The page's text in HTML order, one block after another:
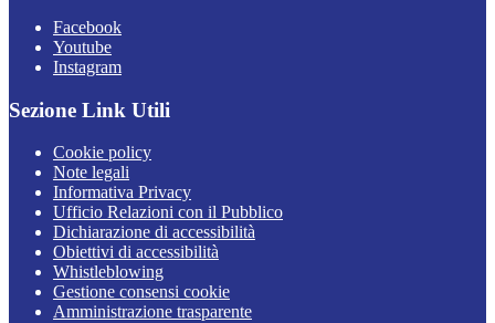
Facebook
Youtube
Instagram
Sezione Link Utili
Cookie policy
Note legali
Informativa Privacy
Ufficio Relazioni con il Pubblico
Dichiarazione di accessibilità
Obiettivi di accessibilità
Whistleblowing
Gestione consensi cookie
Amministrazione trasparente